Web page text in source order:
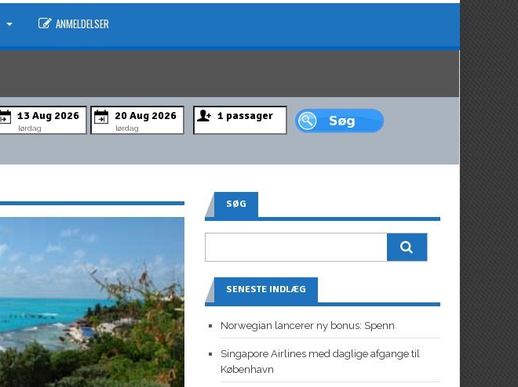
ANMELDELSER
lørdag lørdag
SØG
SENESTE INDLÆG
Norwegian lancerer ny bonus: Spenn
Singapore Airlines med daglige afgange til
København